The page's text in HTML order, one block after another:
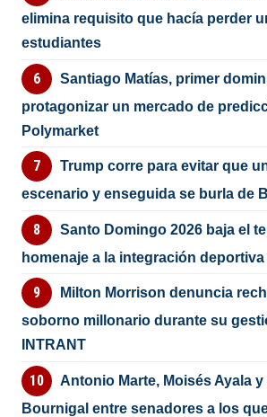
elimina requisito que hacía perder
estudiantes
Santiago Matías, primer
protagonizar un mercado de
Polymarket
Trump corre para evitar que
escenario y enseguida se burla de
Santo Domingo 2026 baja el
homenaje a la integración deportiva
Milton Morrison denuncia
soborno millonario durante su
INTRANT
Antonio Marte, Moisés Ayala y
Bournigal entre senadores a los